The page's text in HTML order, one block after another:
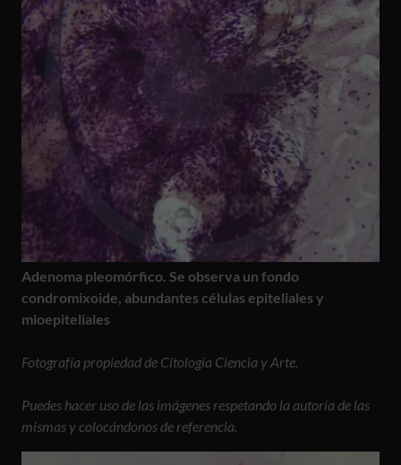
Adenoma pleomórfico. Se observa un fondo
condromixoide, abundantes células epiteliales y
mioepiteliales
Fotografía propiedad de Citología Ciencia y Arte.
Puedes hacer uso de las imágenes respetando la autoría de las
mismas y colocándonos de referencia.